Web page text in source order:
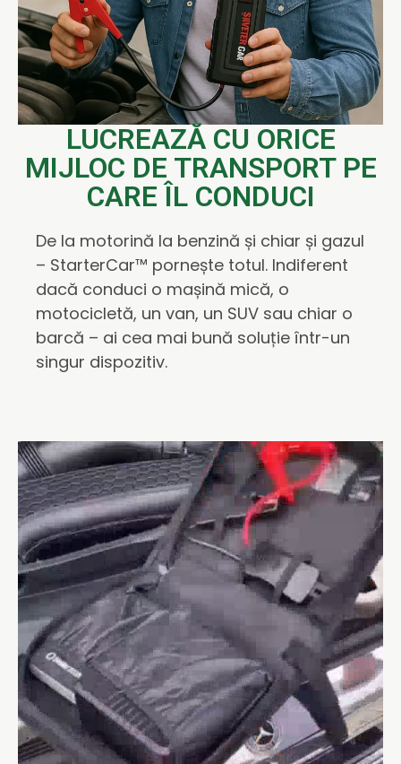
LUCREAZĂ CU ORICE
MIJLOC DE TRANSPORT PE
CARE ÎL CONDUCI
De la motorină la benzină și chiar și gazul
– StarterCar™ pornește totul. Indiferent
dacă conduci o mașină mică, o
motocicletă, un van, un SUV sau chiar o
barcă – ai cea mai bună soluție într-un
singur dispozitiv.